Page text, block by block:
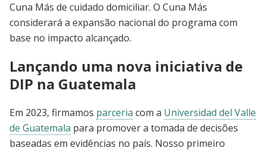
Cuna Más de cuidado domiciliar. O Cuna Más
considerará a expansão nacional do programa com
base no impacto alcançado.
Lançando uma nova iniciativa de
DIP na Guatemala
Em 2023, firmamos parceria com a Universidad del Valle
de Guatemala para promover a tomada de decisões
baseadas em evidências no país. Nosso primeiro